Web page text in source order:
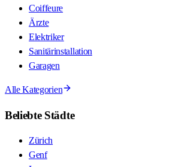
Coiffeure
Ärzte
Elektriker
Sanitärinstallation
Garagen
Alle Kategorien
Beliebte Städte
Zürich
Genf